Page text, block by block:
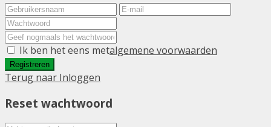
Ik ben het eens metalgemene voorwaarden
Registreren
Terug naar Inloggen
Reset wachtwoord